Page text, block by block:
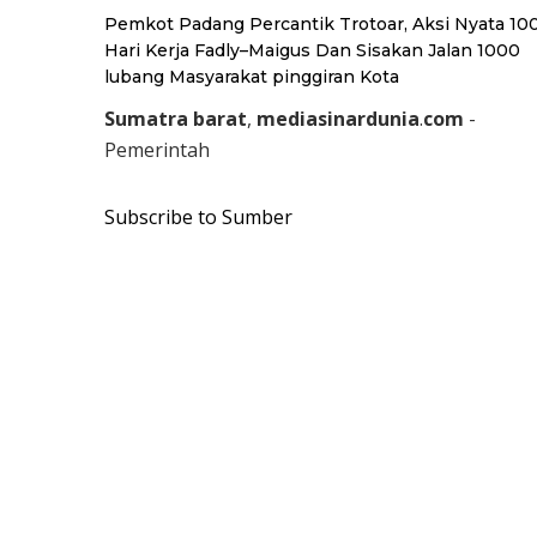
Pemkot Padang Percantik Trotoar, Aksi Nyata
Hari Kerja Fadly–Maigus Dan Sisakan Jalan 1000
lubang Masyarakat pinggiran Kota
Sumatra barat, mediasinardunia.com -
Pemerintah
Subscribe to Sumber